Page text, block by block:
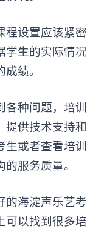
程设置应该紧密
学生的实际情况
绩。
种问题，培训
提供技术支持和
生或者查看培训
服务质量。
海淀声乐艺考
可以找到很多培